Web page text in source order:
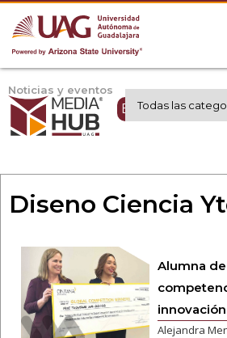
Noticias y eventos
Expertos UAG
Diseno Ciencia
Alumna de
innovación
Alejandra